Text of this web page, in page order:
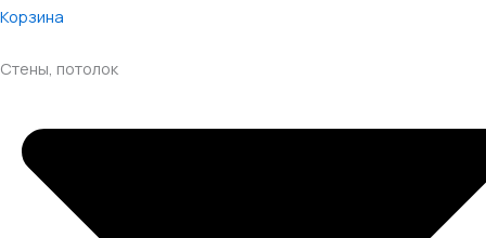
Корзина
Стены, потолок